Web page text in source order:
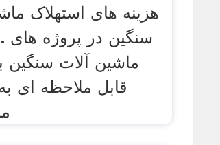
هزینه های استهلاک
سنگین در پروژه های
ماشین آلات سنگین
قابل ملاحظه ای